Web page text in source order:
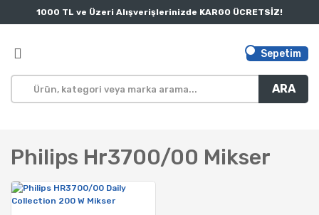
1000 TL ve Üzeri Alışverişlerinizde KARGO ÜCRETSİZ!
ARA
Sepetim
Philips Hr3700/00 Mikser